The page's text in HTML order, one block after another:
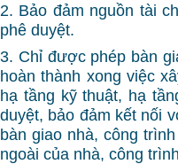
2. Bảo đảm nguồn tài
phê duyệt.
3. Chỉ được phép bàn
hoàn thành xong việc
hạ tầng kỹ thuật, hạ
duyệt, bảo đảm kết nối
bàn giao nhà, công
ngoài của nhà, công